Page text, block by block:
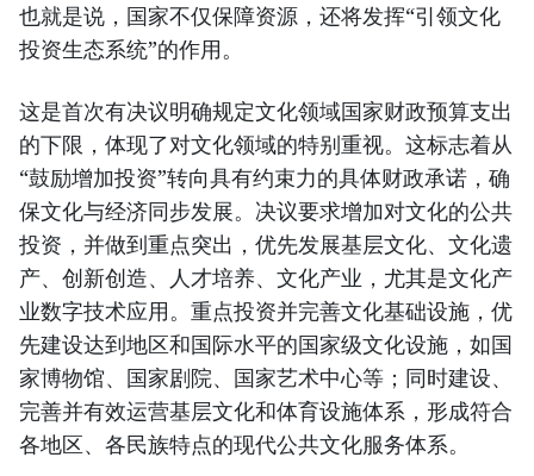
也就是说，国家不仅保障资源，还将发挥“引领文化
投资生态系统”的作用。
这是首次有决议明确规定文化领域国家财政预算支出
的下限，体现了对文化领域的特别重视。这标志着从
“鼓励增加投资”转向具有约束力的具体财政承诺，确
保文化与经济同步发展。决议要求增加对文化的公共
投资，并做到重点突出，优先发展基层文化、文化遗
产、创新创造、人才培养、文化产业，尤其是文化产
业数字技术应用。重点投资并完善文化基础设施，优
先建设达到地区和国际水平的国家级文化设施，如国
家博物馆、国家剧院、国家艺术中心等；同时建设、
完善并有效运营基层文化和体育设施体系，形成符合
各地区、各民族特点的现代公共文化服务体系。